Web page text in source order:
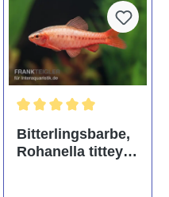
Bitterlingsbarbe,
Rohanella titteya,